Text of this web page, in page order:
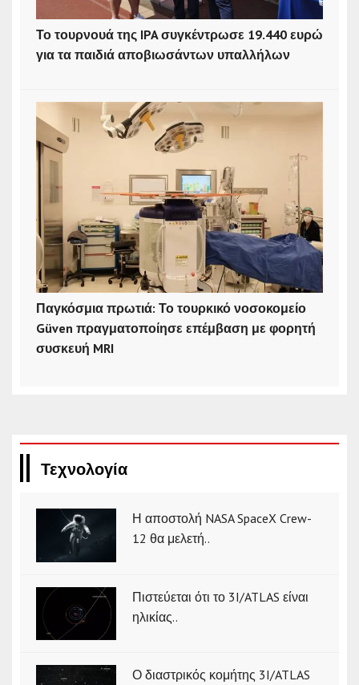
Το τουρνουά της IPA συγκέντρωσε 19.440 ευρώ
για τα παιδιά αποβιωσάντων υπαλλήλων
Παγκόσμια πρωτιά: Το τουρκικό νοσοκομείο
Güven πραγματοποίησε επέμβαση με φορητή
συσκευή MRI
Τεχνολογία
Η αποστολή NASA SpaceX Crew-
12 θα μελετή..
Πιστεύεται ότι το 3I/ATLAS είναι
ηλικίας..
Ο διαστρικός κομήτης 3I/ATLAS